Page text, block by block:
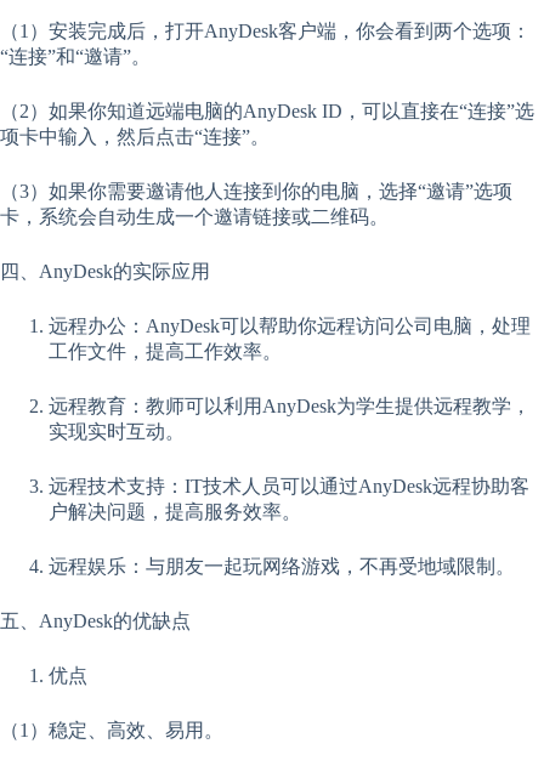
（1）安装完成后，打开AnyDesk客户端，你会看到两个选项：
“连接”和“邀请”。
（2）如果你知道远端电脑的AnyDesk ID，可以直接在“连接”选
项卡中输入，然后点击“连接”。
（3）如果你需要邀请他人连接到你的电脑，选择“邀请”选项
卡，系统会自动生成一个邀请链接或二维码。
四、AnyDesk的实际应用
远程办公：AnyDesk可以帮助你远程访问公司电脑，处理
工作文件，提高工作效率。
远程教育：教师可以利用AnyDesk为学生提供远程教学，
实现实时互动。
远程技术支持：IT技术人员可以通过AnyDesk远程协助客
户解决问题，提高服务效率。
远程娱乐：与朋友一起玩网络游戏，不再受地域限制。
五、AnyDesk的优缺点
优点
（1）稳定、高效、易用。